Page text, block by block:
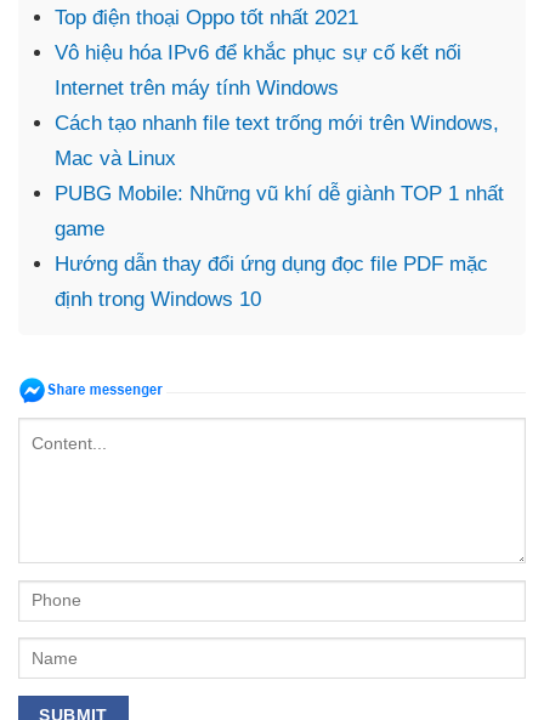
Top điện thoại Oppo tốt nhất 2021
Vô hiệu hóa IPv6 để khắc phục sự cố kết nối
Internet trên máy tính Windows
Cách tạo nhanh file text trống mới trên Windows,
Mac và Linux
PUBG Mobile: Những vũ khí dễ giành TOP 1 nhất
game
Hướng dẫn thay đổi ứng dụng đọc file PDF mặc
định trong Windows 10